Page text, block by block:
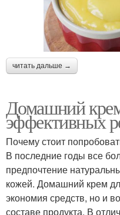
читать дальше →
Домашний
эффективных
Почему стоит
В последние годы все
предпочтение
кожей. Домашний крем
экономия средств, но и
составе продукта. В